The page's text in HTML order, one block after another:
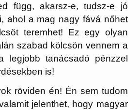
függ, akarsz-e, tudsz-e jó
ahol a mag nagy fává nőhet
teremhet! Ez egy olyan
szabad kölcsön vennem a
legjobb tanácsadó pénzzel
is!
röviden én! Én sem tudom
jelenthet, hogy magyar